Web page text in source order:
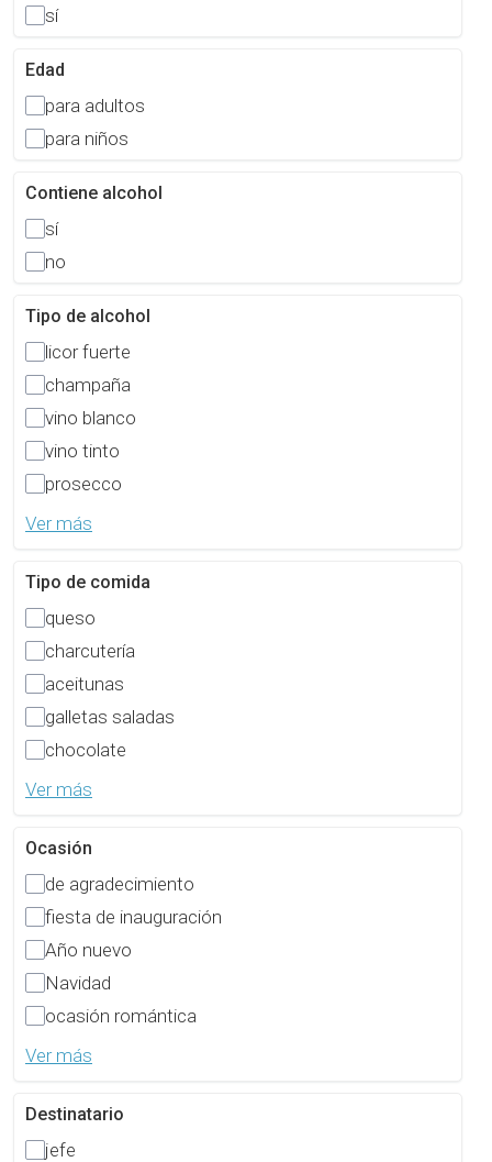
sí
Edad
para adultos
para niños
Contiene alcohol
sí
no
Tipo de alcohol
licor fuerte
champaña
vino blanco
vino tinto
prosecco
Ver más
Tipo de comida
queso
charcutería
aceitunas
galletas saladas
chocolate
Ver más
Ocasión
de agradecimiento
fiesta de inauguración
Año nuevo
Navidad
ocasión romántica
Ver más
Destinatario
jefe